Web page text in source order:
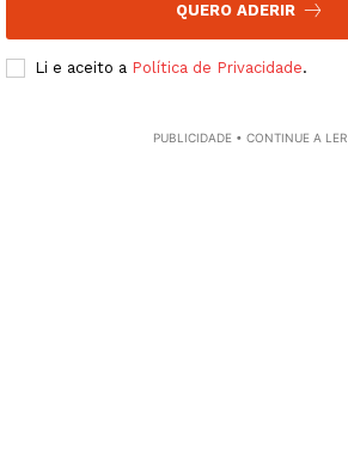
QUERO ADERIR
Li e aceito a Política de Privacidade.
PUBLICIDADE • CONTINUE A LER